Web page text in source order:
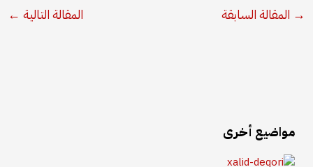
→ المقالة السابقة المقالة التالية ←
مواضيع أخرى